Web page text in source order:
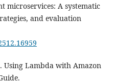
microservices: A systematic
and evaluation
Using Lambda with Amazon